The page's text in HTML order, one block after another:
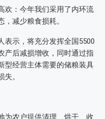
欢：今年我们采用了内环流
减少粮食损耗。
表示，将充分发挥全国5500
产后减损增收，同时通过指
型经营主体需要的储粮装具
。
为农户提供清理、烘干、收